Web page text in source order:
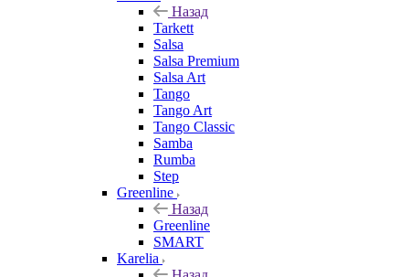
Назад
Tarkett
Salsa
Salsa Premium
Salsa Art
Tango
Tango Art
Tango Classic
Samba
Rumba
Step
Greenline
Назад
Greenline
SMART
Karelia